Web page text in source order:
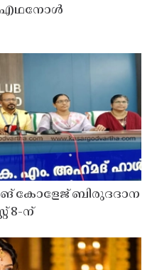
എഥനോൾ
കോളേജ് ബിരുദദാന
8-ന്